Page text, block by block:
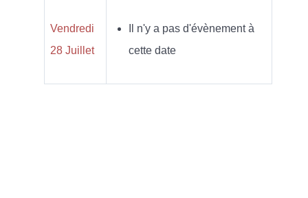
Vendredi
28 Juillet
Il n'y a pas d'évènement à
cette date